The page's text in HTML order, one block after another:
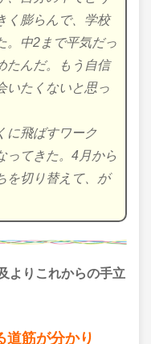
く膨らんで、学校
。中2まで平気だっ
たんだ。もう自信
いたくないと思っ
に飛ばすワーク
ってきた。4月から
を切り替えて、が
よりこれからの手立
道筋が分かり